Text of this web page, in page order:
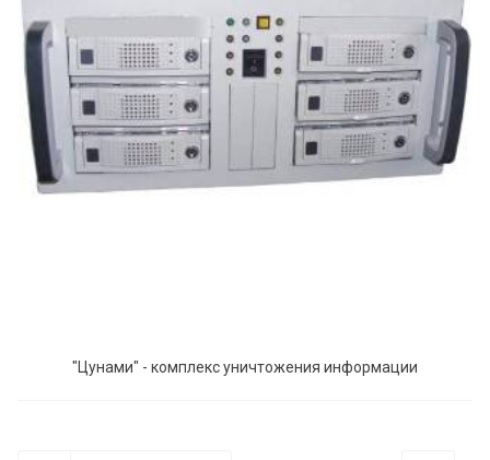
"Цунами" - комплекс уничтожения информации